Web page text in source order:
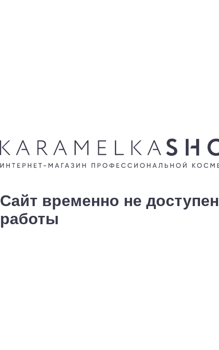
Сайт временно не
работы